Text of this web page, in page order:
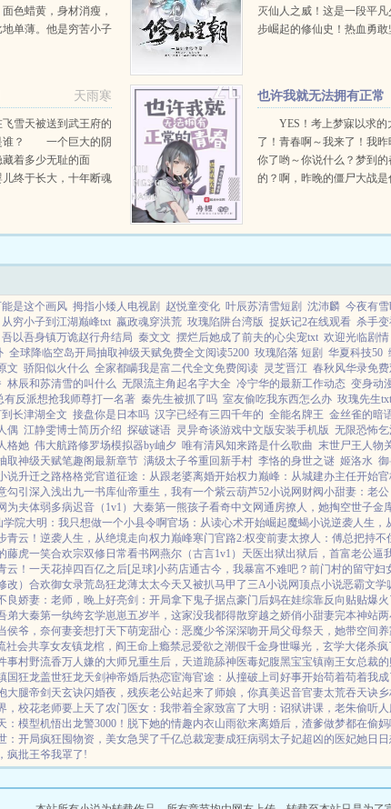
色蜡黄，身材消瘦，
单薄。他是穷苦小子
。...
灭仙人之威！这是一段平凡
步崛起的修仙史！热血勇敢
天雨寒
飞雪天被送到武王府的
谁？ 一个巨大的阴
着多少无耻的面
于长大，十年断魂
也许我就无法拥有正常
的青春YES！考上梦寐以求的
了！青春啊～我来了！我昨
你了哟～你说什么？梦到的
的？啊，昨晚的僵尸大战是
乐园可太好了，这次就玩一
是这个画风 拇指小矮人电视剧 赵悦童变化 叶辰苏清雪短剧 沈沛麟 今夜有
从穷小子到江湖巅峰txt 嬴政魂穿洪荒 玫瑰陷阱台湾版 捉妖记2在线观看 杀手
吾以吾身镇万诡赵行舟结局 秦文文 摆烂后她成了前夫的心尖宠txt 欢迎光临剧情
全球降临空岛开局抽取神级天赋免费全文阅读5200 玫瑰陷落 短剧 华夏科技50
文 骄阳似火什么 全家都瞒我是富二代全文免费阅读 灵芝晋江 春秋风华录免
林辰和苏清雪的叫什么 无限流主角起名字大全 冷宁华的最新工作动态 变身动
有反派想抢我师尊打一名著 秦先生被抓了吗 室友偷吃我东西怎么办 玫瑰先生
长津湖全文 接盘你是日本吗 汉字已经有三四千年的 全能名牌王 金丝雀的暗
偶 江静雯博士简历介绍 探破谜语 灵异奇谈游戏中文版安装手机版 无限恐怖
格她 伟大航路修罗场模拟器by岫夕 唯有清风知来路是什么歌曲 末世尸王人物
取神级天赋笔趣阁最新章节 满级太子爷重回新手村 李恪的身世之谜 姬洛水
说升迁之路格格党官道征途：从跟老婆离婚开始权力巅峰：从城建办主任开始
勾引 深入浅出 九一书库仙帝重生，我有一个紫云葫芦52小说网 财阀小甜妻：老
为夫体弱多病迟音（1v1） 大秦第一熊孩子看奇中文网通房撩人，她掏空世子金
学院大明：我只想做一个小县令啊官场：从读心术开始崛起魔蝎小说逆袭人生，
青云！ 逆袭人生，从绝境走向权力巅峰寒门官路2:权变前妻太撩人：傅总把持不
藤虎一笑合欢宗双修日常看书网燕尔（古言1v1） 天医出狱出狱后，首富老公逼
云！ 一天花掉四百亿之后[足球]小药店通古今，我暴富不难吧？ 前门村的留守妇
） 合欢御女录荒岛狂龙薄太太今天又被扒马甲了 三A小说网顶点小说恶霸文学
良娇妻：老师，晚上好亮剑：开局拿下鬼子据点豪门后妈在娃综靠反向贴贴爆火
弟大秦第一纨绔玄学崽崽五岁半，这家没我都得散穿越之娇俏小甜妻完本神站
侯爷，奈何妻妾想打天下萌宠甜心：恶魔少爷深深吻开局父母祭天，她带空间养
社会共享女友镇龙棺，阎王命上瘾禁忌爱欲之潮假千金身世曝光，玄学大佬杀疯
事村野流香万人嫌的大师兄重生后，天道跪舔神医毒妃腹黑宝宝镇南王女总裁
国狂龙盖世狂龙天剑神帝婚后热恋宦海官途：从撞破上司好事开始苟着苟着我
大腿帝剑天玄诀闪婚夜，残疾老公站起来了 师娘，你真美迟音官妻太荒吞天诀
，校花老师要上天了农门医女：我带着全家致富了 大明：诏狱讲课，老朱偷听人
：模型机悟出龙警3000！ 脱下她的情趣内衣山雨欲来离婚后，渣爹做梦都在偷
：开局疯狂囤物资，美女急哭了千亿总裁宠妻成狂病弱太子妃超凶的 医妃她日
疯批王爷我罩了!